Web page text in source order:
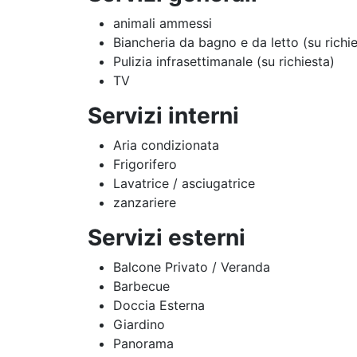
animali ammessi
Biancheria da bagno e da letto (su
Pulizia infrasettimanale (su richiesta)
TV
Servizi interni
Aria condizionata
Frigorifero
Lavatrice / asciugatrice
zanzariere
Servizi esterni
Balcone Privato / Veranda
Barbecue
Doccia Esterna
Giardino
Panorama